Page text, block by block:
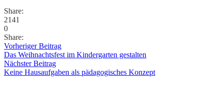
Share:
2141
0
Share:
Vorheriger Beitrag
Das Weihnachtsfest im Kindergarten gestalten
Nächster Beitrag
Keine Hausaufgaben als pädagogisches Konzept